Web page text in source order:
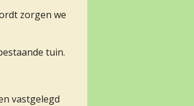
zorgen we
tuin.
vastgelegd